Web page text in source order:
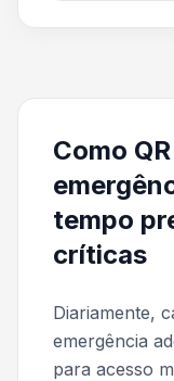
Como
tempo
críticas
Diariamente,
emergência
para acesso